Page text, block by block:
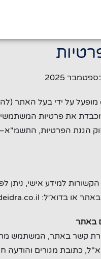
מופעל על ידי בעל האתר
את פרטיות
למידע אישי, ניתן
או בדוא״ל:
באתר
קשר באתר, המשתמש
כתובת מגורים והודעה